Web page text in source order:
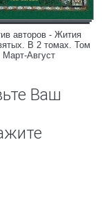
авторов - Жития
В 2 томах. Том
Март-Август
Ваш